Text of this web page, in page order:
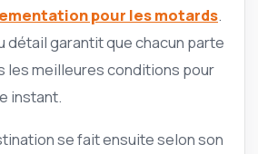
pour les motards.
détail garantit que chacun parte
les meilleures conditions pour
instant.
se fait ensuite selon son